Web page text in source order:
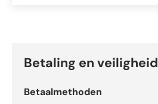
Betaling en veiligheid
Betaalmethoden